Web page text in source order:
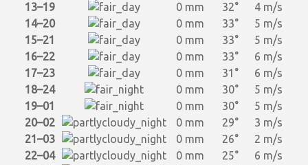
13–19
0 mm 32°
4 m/s
14–20
0 mm 33°
5 m/s
15–21
0 mm 33°
5 m/s
16–22
0 mm 33°
6 m/s
17–23
0 mm 31°
6 m/s
18–24
0 mm 30°
5 m/s
19–01
0 mm 30°
5 m/s
20–02
0 mm 29°
3 m/s
21–03
0 mm 26°
2 m/s
22–04
0 mm 25°
6 m/s